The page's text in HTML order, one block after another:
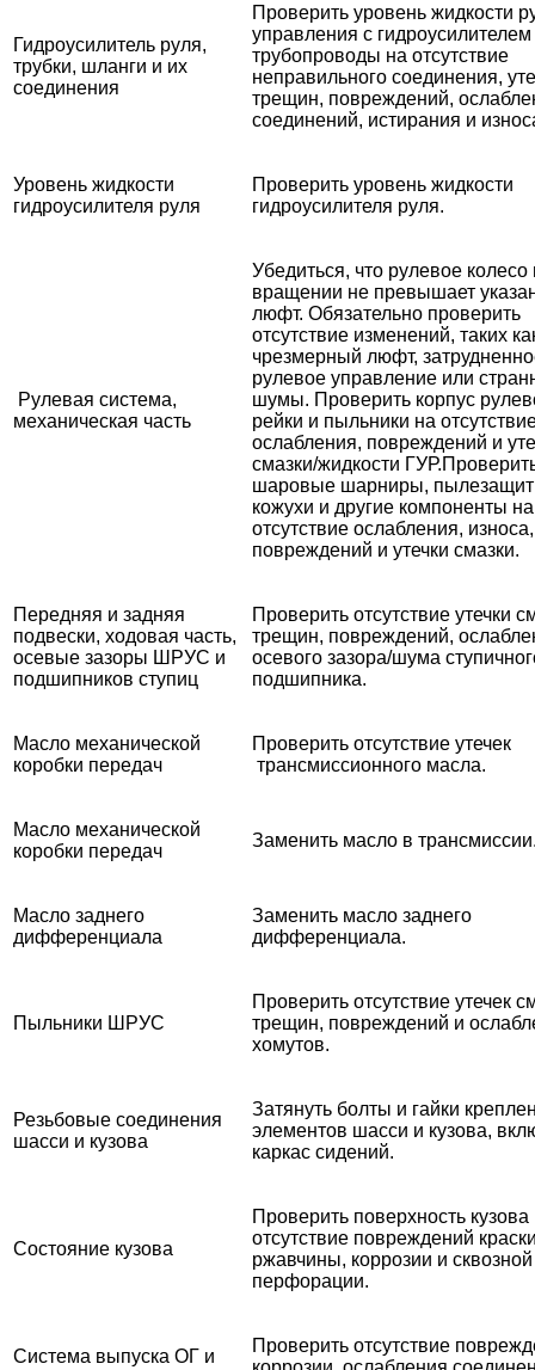
Гидроусилитель руля,
трубки, шланги и их
соединения
Проверить уровень жидкости
управления с гидроусилителем
трубопроводы на отсутствие
неправильного соединения,
трещин, повреждений,
соединений, истирания и
Уровень жидкости
гидроусилителя руля
Проверить уровень жидкости
гидроусилителя руля.
Рулевая система,
механическая часть
Убедиться, что рулевое колесо
вращении не превышает
люфт. Обязательно проверить
отсутствие изменений, таких
чрезмерный люфт,
рулевое управление или
шумы. Проверить корпус
рейки и пыльники на
ослабления, повреждений и
смазки/жидкости ГУР.
шаровые шарниры,
кожухи и другие компоненты на
отсутствие ослабления, износа,
повреждений и утечки смазки.
Передняя и задняя
подвески, ходовая часть,
осевые зазоры ШРУС и
подшипников ступиц
Проверить отсутствие утечки
трещин, повреждений,
осевого зазора/шума
подшипника.
Масло механической
коробки передач
Проверить отсутствие утечек
трансмиссионного масла.
Масло механической
коробки передач
Заменить масло в
Масло заднего
дифференциала
Заменить масло заднего
дифференциала.
Пыльники ШРУС
Проверить отсутствие утечек
трещин, повреждений и
хомутов.
Резьбовые соединения
шасси и кузова
Затянуть болты и гайки
элементов шасси и кузова,
каркас сидений.
Состояние кузова
Проверить поверхность кузова
отсутствие повреждений
ржавчины, коррозии и сквозной
перфорации.
Система выпуска ОГ и
Проверить отсутствие